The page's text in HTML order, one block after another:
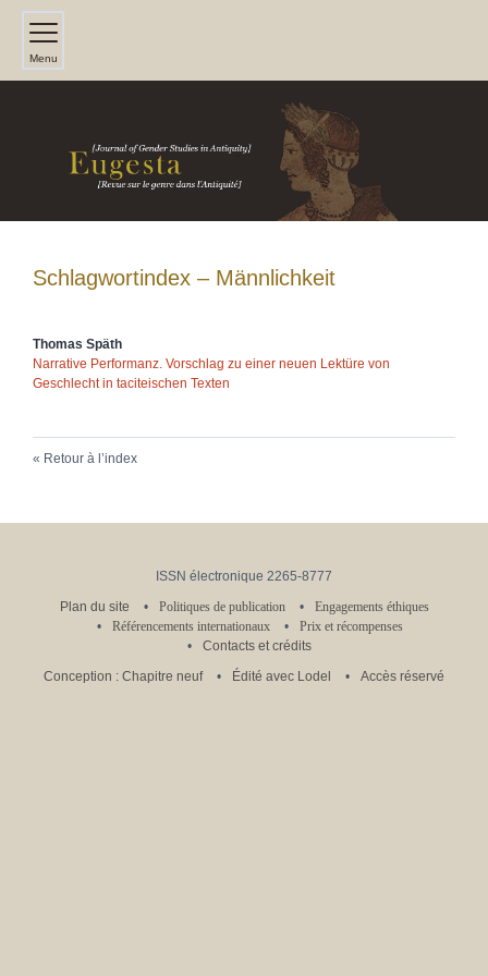
Menu
Schlagwortindex – Männlichkeit
Thomas Späth
Narrative Performanz. Vorschlag zu einer neuen Lektüre von
Geschlecht in taciteischen Texten
Retour à l’index
ISSN électronique 2265-8777
Plan du site
Politiques de publication
Engagements éthiques
Référencements internationaux
Prix et récompenses
Contacts et crédits
Conception : Chapitre neuf
Édité avec Lodel Accès réservé